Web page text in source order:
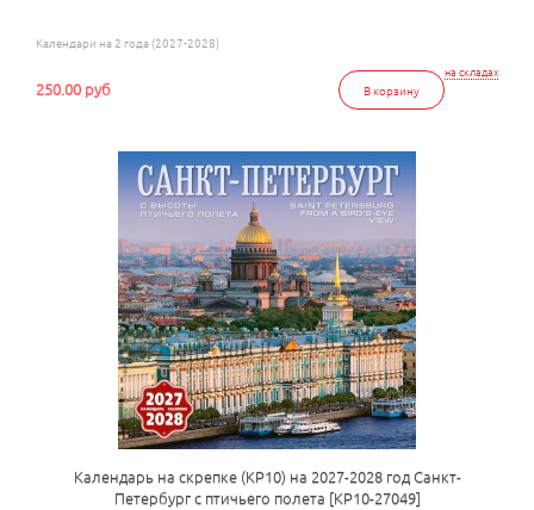
Календари на 2 года (2027-2028)
на складах
В корзину
250.00 руб
Календарь на скрепке (КР10) на 2027-2028 год Санкт-
Петербург с птичьего полета [КР10-27049]